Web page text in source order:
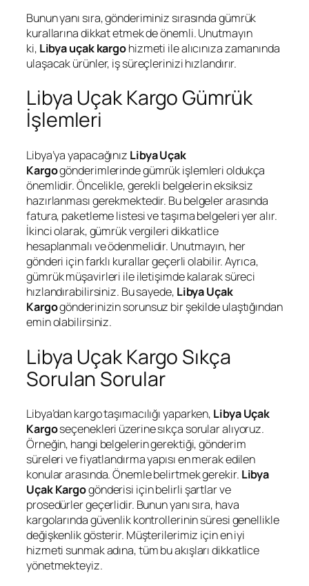
Bunun yanı sıra, gönderiminiz sırasında gümrük
kurallarına dikkat etmek de önemli. Unutmayın
ki, Libya uçak kargohizmeti ile alıcınıza zamanında
ulaşacak ürünler, iş süreçlerinizi hızlandırır.
Libya Uçak Kargo Gümrük
İşlemleri
Libya’ya yapacağınız Libya Uçak
Kargogönderimlerinde gümrük işlemleri oldukça
önemlidir. Öncelikle, gerekli belgelerin eksiksiz
hazırlanması gerekmektedir. Bu belgeler arasında
fatura, paketleme listesi ve taşıma belgeleri yer alır.
İkinci olarak, gümrük vergileri dikkatlice
hesaplanmalı ve ödenmelidir. Unutmayın, her
gönderi için farklı kurallar geçerli olabilir. Ayrıca,
gümrük müşavirleri ile iletişimde kalarak süreci
hızlandırabilirsiniz. Bu sayede, Libya Uçak
Kargogönderinizin sorunsuz bir şekilde ulaştığından
emin olabilirsiniz.
Libya Uçak Kargo Sıkça
Sorulan Sorular
Libya’dan kargo taşımacılığı yaparken, Libya Uçak
Kargoseçenekleri üzerine sıkça sorular alıyoruz.
Örneğin, hangi belgelerin gerektiği, gönderim
süreleri ve fiyatlandırma yapısı en merak edilen
konular arasında. Önemle belirtmek gerekir. Libya
Uçak Kargogönderisi için belirli şartlar ve
prosedürler geçerlidir. Bunun yanı sıra, hava
kargolarında güvenlik kontrollerinin süresi genellikle
değişkenlik gösterir. Müşterilerimiz için en iyi
hizmeti sunmak adına, tüm bu akışları dikkatlice
yönetmekteyiz.